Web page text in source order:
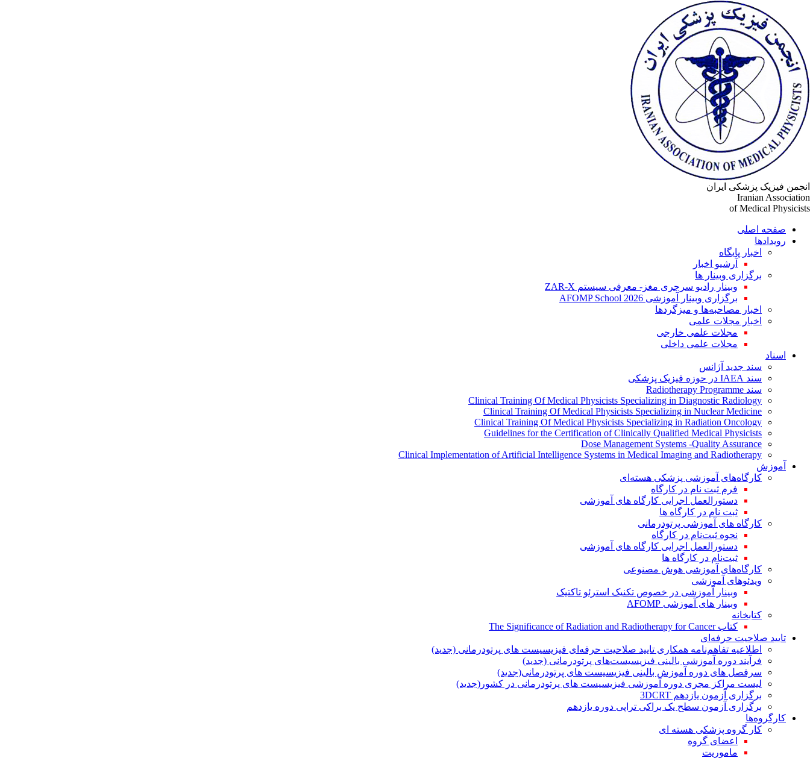
انجمن فیزیک پزشکی ایران
Iranian Association
of Medical Physicists
صفحه اصلی
رویدادها
اخبار پایگاه
آرشیو اخبار
برگزاری وبینار ها
وبینار رادیو سرجری مغز- معرفی سیستم ZAR-X
برگزاری وبینار آموزشی AFOMP School 2026
اخبار مصاحبه‌ها و میزگردها
اخبار مجلات علمی
مجلات علمی خارجی
مجلات علمی داخلی
اسناد
سند جدید آژانس
سند IAEA در حوزه فیزیک پزشکی
سند Radiotherapy Programme
Clinical Training Of Medical Physicists Specializing in Diagnostic Radiology
Clinical Training Of Medical Physicists Specializing in Nuclear Medicine
Clinical Training Of Medical Physicists Specializing in Radiation Oncology
Guidelines for the Certification of Clinically Qualified Medical Physicists
Dose Management Systems -Quality Assurance
Clinical Implementation of Artificial Intelligence Systems in Medical Imaging and Radiotherapy
آموزش
کارگاه‌های آموزشی پزشکی هسته‌ای
فرم ثبت نام در کارگاه
دستورالعمل اجرایی کارگاه های آموزشی
ثبت نام در کارگاه ها
کارگاه های آموزشی پرتودرمانی
نحوه ثبت‌نام در کارگاه
دستورالعمل اجرایی کارگاه های آموزشی
ثبت‌نام در کارگاه ها
کارگاه‌های آموزشی هوش مصنوعی
ویدئوهای آموزشی
وبینار آموزشی در خصوص تکنیک استرئو تاکتیک
وبینار های آموزشی AFOMP
کتابخانه
کتاب The Significance of Radiation and Radiotherapy for Cancer
تایید صلاحیت حرفه‌ای
اطلاعیه تفاهم‌نامه همکاری تایید صلاحیت حرفه‌ای فیزیسیست های پرتودرمانی (جدید)
فرآیند دوره آموزشی بالینی فیزیسیست‌های پرتودرمانی (جدید)
سرفصل های دوره آموزش بالینی فیزیسیست های پرتودرمانی(جدید)
لیست مراکز مجری دوره آموزشی فیزیسیست های پرتودرمانی در کشور(جدید)
برگزاری آزمون یازدهم 3DCRT
برگزاری آزمون سطح یک براکی تراپی دوره یازدهم
کارگروه‌ها
کار گروه پزشکی هسته ای
اعضای گروه
ماموریت